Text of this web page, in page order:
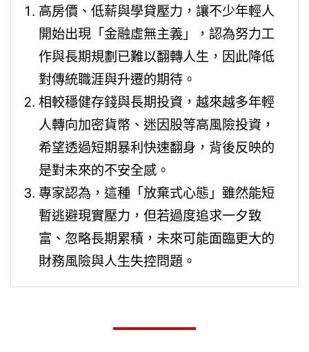
高房價、低薪與學貸壓力，讓不少年輕人
開始出現「金融虛無主義」，認為努力工
作與長期規劃已難以翻轉人生，因此降低
對傳統職涯與升遷的期待。
相較穩健存錢與長期投資，越來越多年輕
人轉向加密貨幣、迷因股等高風險投資，
希望透過短期暴利快速翻身，背後反映的
是對未來的不安全感。
專家認為，這種「放棄式心態」雖然能短
暫逃避現實壓力，但若過度追求一夕致
富、忽略長期累積，未來可能面臨更大的
財務風險與人生失控問題。